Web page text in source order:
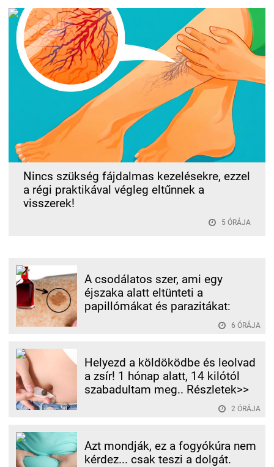
Nincs szükség fájdalmas kezelésekre, ezzel
a régi praktikával végleg eltűnnek a
visszerek!
5 ÓRÁJA
A csodálatos szer, ami egy
éjszaka alatt eltünteti a
papillómákat és parazitákat:
6 ÓRÁJA
Helyezd a köldöködbe és leolvad
a zsír! 1 hónap alatt, 14 kilótól
szabadultam meg.. Részletek>>
2 ÓRÁJA
Azt mondják, ez a fogyókúra nem
kérdez... csak teszi a dolgát.